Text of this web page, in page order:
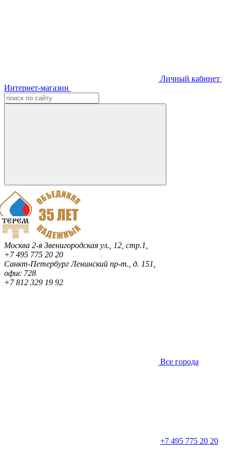
Личный кабинет
Интернет-магазин
Москва 2-я Звенигородская ул., 12, стр.1,
+7 495 775 20 20
Санкт-ПетербургЛенинский пр-т., д. 151,
офис 728
+7 812 329 19 92
Все города
+7 495 775 20 20